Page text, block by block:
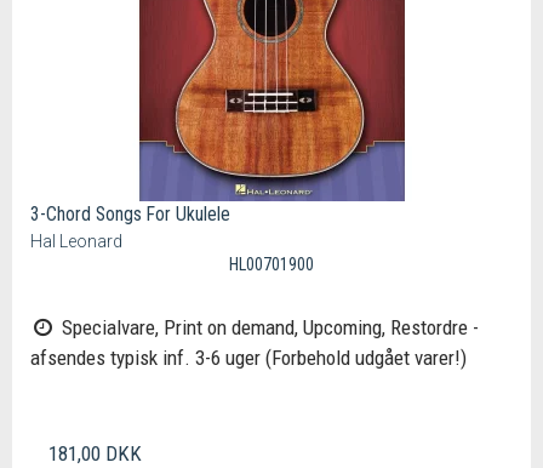
3-Chord Songs For Ukulele
Hal Leonard
HL00701900
Specialvare, Print on demand, Upcoming, Restordre -
afsendes typisk inf. 3-6 uger (Forbehold udgået varer!)
181,00 DKK